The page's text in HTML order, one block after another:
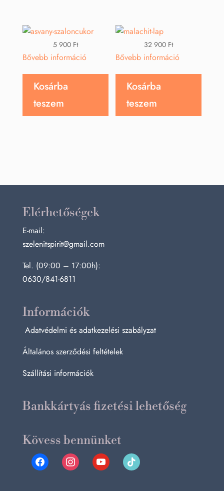
5 900 Ft
Bővebb információ
Kosárba
teszem
32 900 Ft
Bővebb információ
Kosárba
teszem
Elérhetőségek
E-mail:
szelenitspirit@gmail.com
Tel. (09:00 – 17:00h):
0630/841-6811
Információk
Adatvédelmi és adatkezelési szabályzat
Általános szerződési feltételek
Szállítási információk
Bankkártyás fizetési lehetőség
Kövess bennünket
facebookinstagramyoutube tiktok